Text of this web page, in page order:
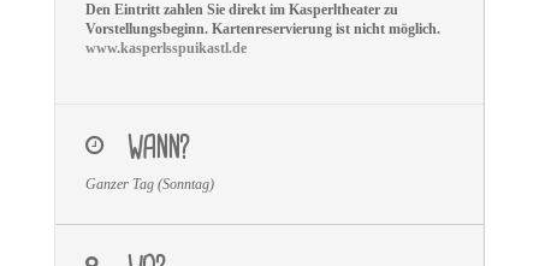
Den Eintritt zahlen Sie direkt im Kasperltheater zu
Vorstellungsbeginn. Kartenreservierung ist nicht möglich.
www.kasperlsspuikastl.de
WANN?
Ganzer Tag (Sonntag)